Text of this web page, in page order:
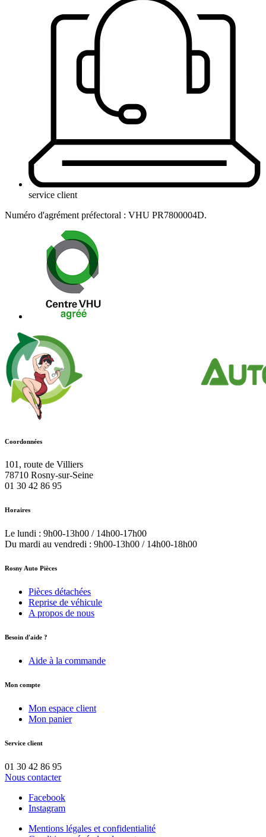
service client
Numéro d'agrément préfectoral : VHU PR7800004D.
Coordonnées
101, route de Villiers
78710 Rosny-sur-Seine
01 30 42 86 95
Horaires
Le lundi : 9h00-13h00 / 14h00-17h00
Du mardi au vendredi : 9h00-13h00 / 14h00-18h00
Rosny Auto Pièces
Pièces détachées
Reprise de véhicule
A propos de nous
Besoin d'aide ?
Aide à la commande
Mon compte
Mon espace client
Mon panier
Service client
01 30 42 86 95
Nous contacter
Facebook
Instagram
Mentions légales et confidentialité